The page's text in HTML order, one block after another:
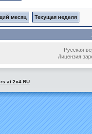
месяц Текущая неделя
Русская
Лицензия
at 2x4.RU